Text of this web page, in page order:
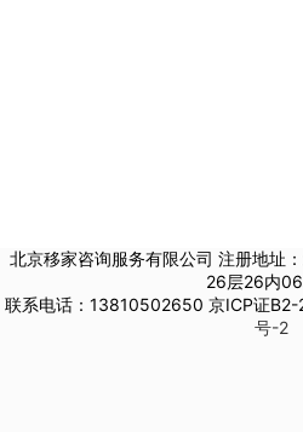
北京移家咨询服务有限公司 注册地址
26层26内
联系电话：13810502650 京ICP证B2-
号-2